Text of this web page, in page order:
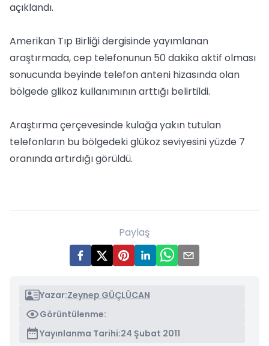
açıklandı.
Amerikan Tıp Birliği dergisinde yayımlanan
araştırmada, cep telefonunun 50 dakika aktif olması
sonucunda beyinde telefon anteni hizasında olan
bölgede glikoz kullanımının arttığı belirtildi.
Araştırma çerçevesinde kulağa yakın tutulan
telefonların bu bölgedeki glükoz seviyesini yüzde 7
oranında artırdığı görüldü.
Paylaş
Yazar:Zeynep GÜÇLÜCAN
Görüntülenme:
Yayınlanma Tarihi:24 Şubat 2011